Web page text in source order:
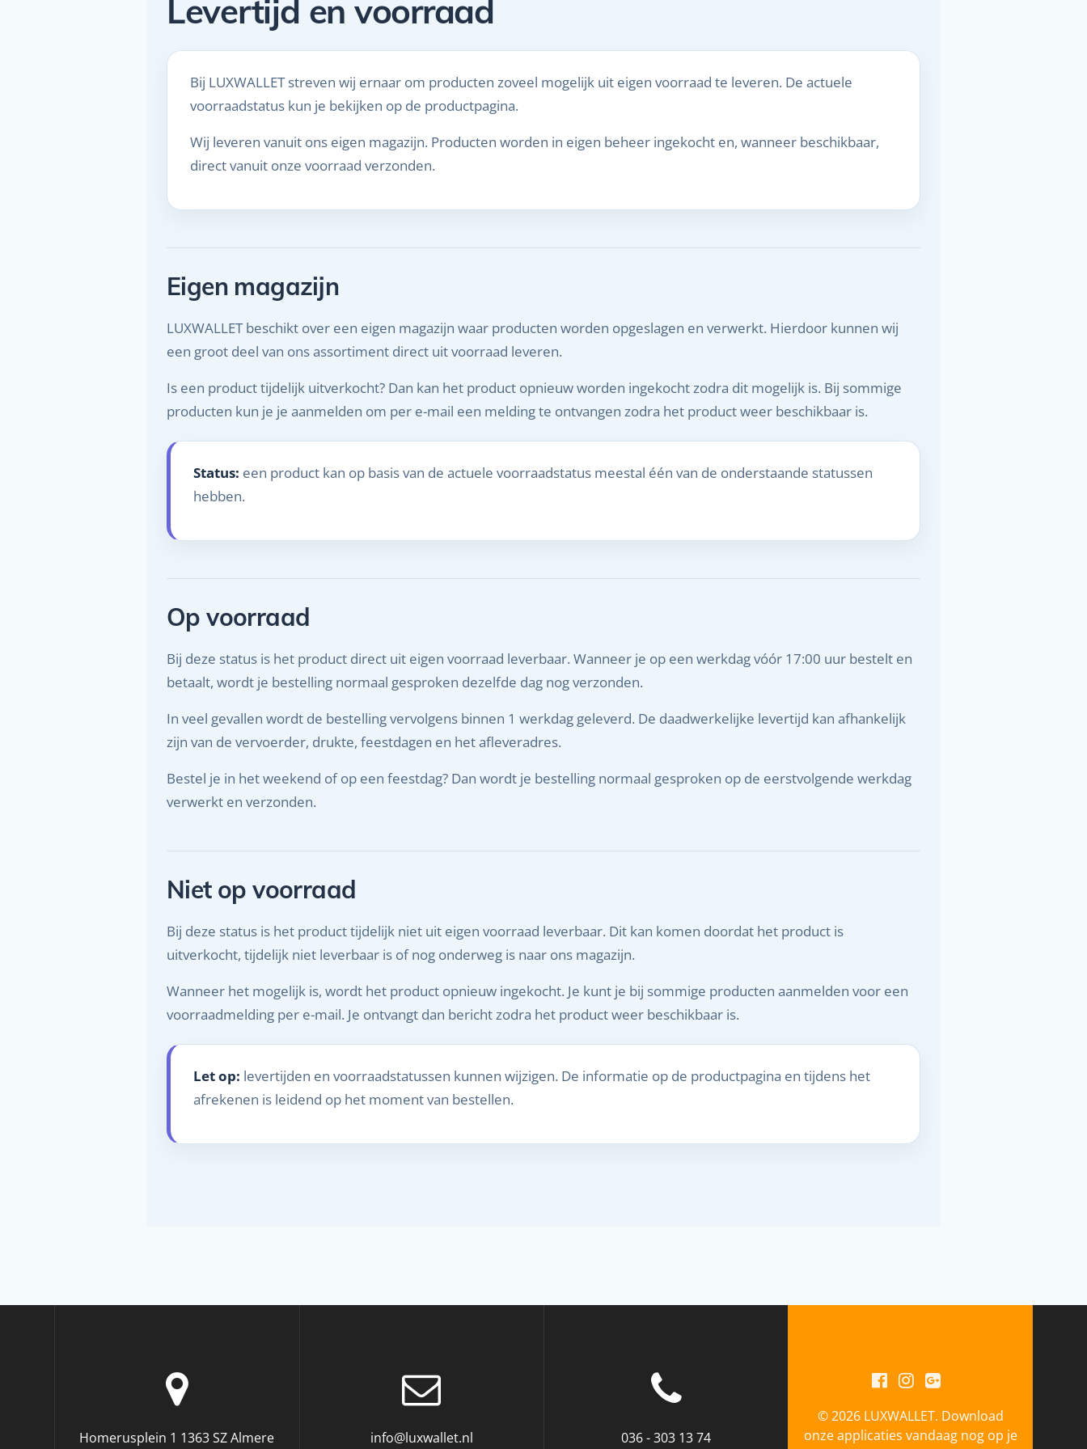
Levertijd en voorraad
Bij LUXWALLET streven wij ernaar om producten zoveel mogelijk uit eigen voorraad te leveren. De actuele
voorraadstatus kun je bekijken op de productpagina.
Wij leveren vanuit ons eigen magazijn. Producten worden in eigen beheer ingekocht en, wanneer beschikbaar,
direct vanuit onze voorraad verzonden.
Eigen magazijn
LUXWALLET beschikt over een eigen magazijn waar producten worden opgeslagen en verwerkt. Hierdoor kunnen wij
een groot deel van ons assortiment direct uit voorraad leveren.
Is een product tijdelijk uitverkocht? Dan kan het product opnieuw worden ingekocht zodra dit mogelijk is. Bij sommige
producten kun je je aanmelden om per e-mail een melding te ontvangen zodra het product weer beschikbaar is.
Status: een product kan op basis van de actuele voorraadstatus meestal één van de onderstaande statussen
hebben.
Op voorraad
Bij deze status is het product direct uit eigen voorraad leverbaar. Wanneer je op een werkdag vóór 17:00 uur bestelt en
betaalt, wordt je bestelling normaal gesproken dezelfde dag nog verzonden.
In veel gevallen wordt de bestelling vervolgens binnen 1 werkdag geleverd. De daadwerkelijke levertijd kan afhankelijk
zijn van de vervoerder, drukte, feestdagen en het afleveradres.
Bestel je in het weekend of op een feestdag? Dan wordt je bestelling normaal gesproken op de eerstvolgende werkdag
verwerkt en verzonden.
Niet op voorraad
Bij deze status is het product tijdelijk niet uit eigen voorraad leverbaar. Dit kan komen doordat het product is
uitverkocht, tijdelijk niet leverbaar is of nog onderweg is naar ons magazijn.
Wanneer het mogelijk is, wordt het product opnieuw ingekocht. Je kunt je bij sommige producten aanmelden voor een
voorraadmelding per e-mail. Je ontvangt dan bericht zodra het product weer beschikbaar is.
Let op: levertijden en voorraadstatussen kunnen wijzigen. De informatie op de productpagina en tijdens het
afrekenen is leidend op het moment van bestellen.
Homerusplein 1 1363 SZ Almere
info@luxwallet.nl 036 - 303 13 74
© 2026 LUXWALLET. Download
onze applicaties vandaag nog op je